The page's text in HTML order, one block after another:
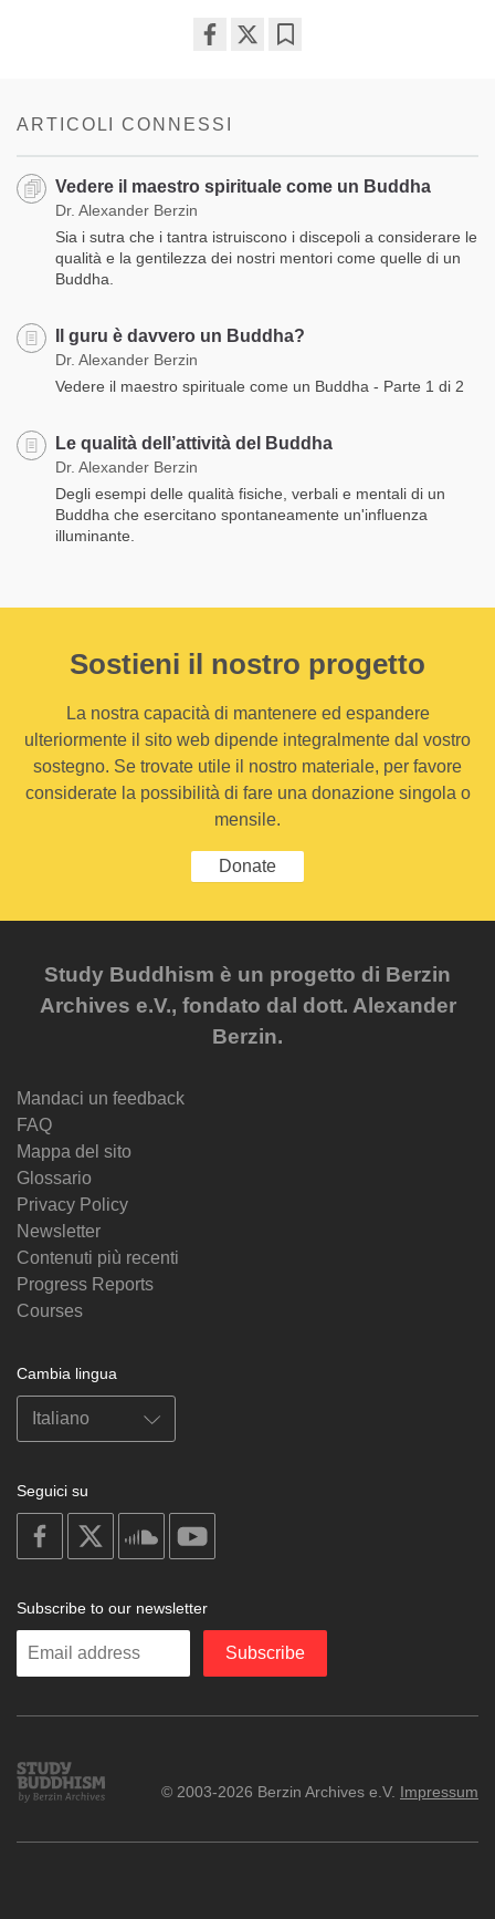
ARTICOLI CONNESSI
Vedere il maestro spirituale come un Buddha
Dr. Alexander Berzin
Sia i sutra che i tantra istruiscono i discepoli a considerare le
qualità e la gentilezza dei nostri mentori come quelle di un
Buddha.
Il guru è davvero un Buddha?
Dr. Alexander Berzin
Vedere il maestro spirituale come un Buddha - Parte 1 di 2
Le qualità dell’attività del Buddha
Dr. Alexander Berzin
Degli esempi delle qualità fisiche, verbali e mentali di un
Buddha che esercitano spontaneamente un'influenza
illuminante.
Sostieni il nostro progetto
La nostra capacità di mantenere ed espandere
ulteriormente il sito web dipende integralmente dal vostro
sostegno. Se trovate utile il nostro materiale, per favore
considerate la possibilità di fare una donazione singola o
mensile.
Donate
Study Buddhism è un progetto di Berzin
Archives e.V., fondato dal dott. Alexander
Berzin.
Mandaci un feedback
FAQ
Mappa del sito
Glossario
Privacy Policy
Newsletter
Contenuti più recenti
Progress Reports
Courses
Cambia lingua
Seguici su
on
facebook
soundcloud
Subscribe to our newsletter
Enter
Subscribe
Study
Buddhism
© 2003-2026 Berzin Archives e.V. Impressum